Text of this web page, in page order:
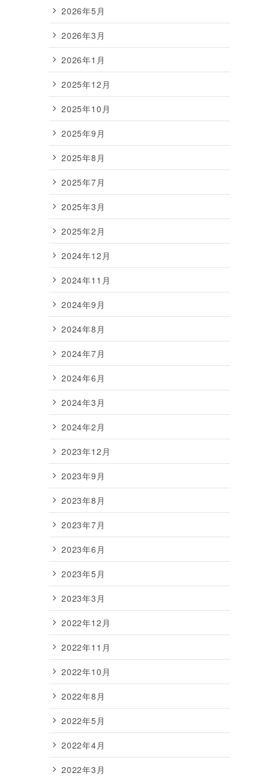
2026年5月
2026年3月
2026年1月
2025年12月
2025年10月
2025年9月
2025年8月
2025年7月
2025年3月
2025年2月
2024年12月
2024年11月
2024年9月
2024年8月
2024年7月
2024年6月
2024年3月
2024年2月
2023年12月
2023年9月
2023年8月
2023年7月
2023年6月
2023年5月
2023年3月
2022年12月
2022年11月
2022年10月
2022年8月
2022年5月
2022年4月
2022年3月